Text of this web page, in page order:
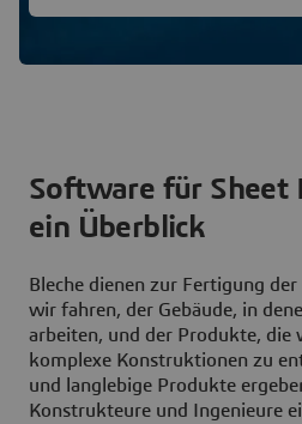
Software für Sheet
ein Überblick
Bleche dienen zur Fertigung
wir fahren, der Gebäude, in
arbeiten, und der Produkte, die
komplexe Konstruktionen zu
und langlebige Produkte
Konstrukteure und Ingenieure